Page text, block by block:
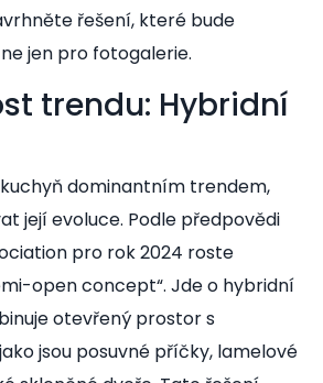
řešení, které bude
jen pro fotogalerie.
trendu: Hybridní
dominantním trendem,
její evoluce. Podle předpovědi
pro rok 2024 roste
open concept“. Jde o hybridní
otevřený prostor s
jsou posuvné příčky, lamelové